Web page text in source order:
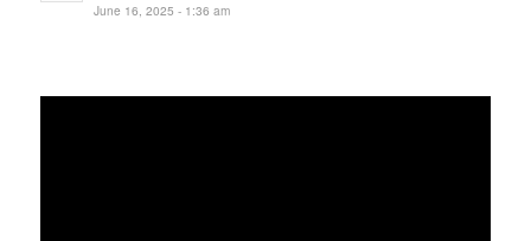
June 16, 2025 - 1:36 am